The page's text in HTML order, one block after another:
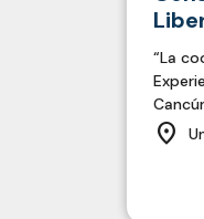
“La
location_on